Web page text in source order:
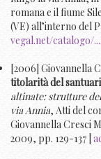
romana e il fiume
(VE) all’interno del
vegal.net/catalogo/
[2006] Giovannella
titolarità del
altinate: strutture
via Annia, Atti del
Giovannella Cresci
2009, pp. 129-137 |